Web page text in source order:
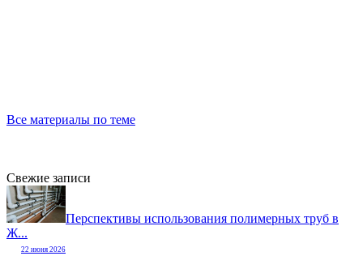
Все материалы по теме
Свежие записи
Перспективы использования полимерных труб в
Ж...
22 июня 2026